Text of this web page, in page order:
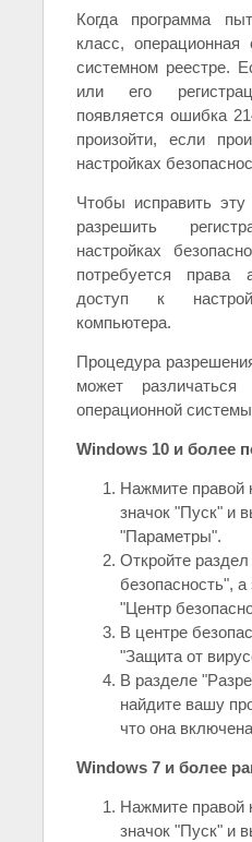
Когда программа
класс,
системном реестре.
или его
появляется ошибка
произойти, если
настройках
Чтобы исправить
разрешить
настройках
потребуется права
доступ к
компьютера.
Процедура
может
операционной
Windows 10 и более
Нажмите правой
значок "Пуск" и
"Параметры".
Откройте
безопасность",
"Центр
В центре
"Защита от
В разделе
найдите вашу
что она
Windows 7 и более
Нажмите правой
значок "Пуск" и